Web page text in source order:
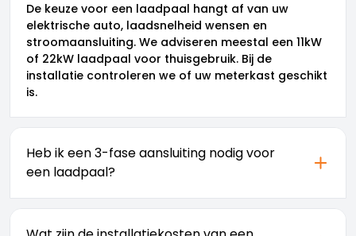
De keuze voor een laadpaal hangt af van uw
elektrische auto, laadsnelheid wensen en
stroomaansluiting. We adviseren meestal een 11kW
of 22kW laadpaal voor thuisgebruik. Bij de
installatie controleren we of uw meterkast geschikt
is.
Heb ik een 3-fase aansluiting nodig voor
een laadpaal?
Voor optimaal laden is een 3-fase aansluiting aan